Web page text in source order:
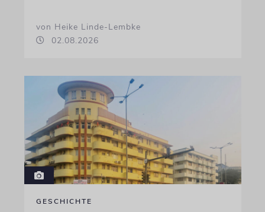
von Heike Linde-Lembke
02.08.2026
GESCHICHTE